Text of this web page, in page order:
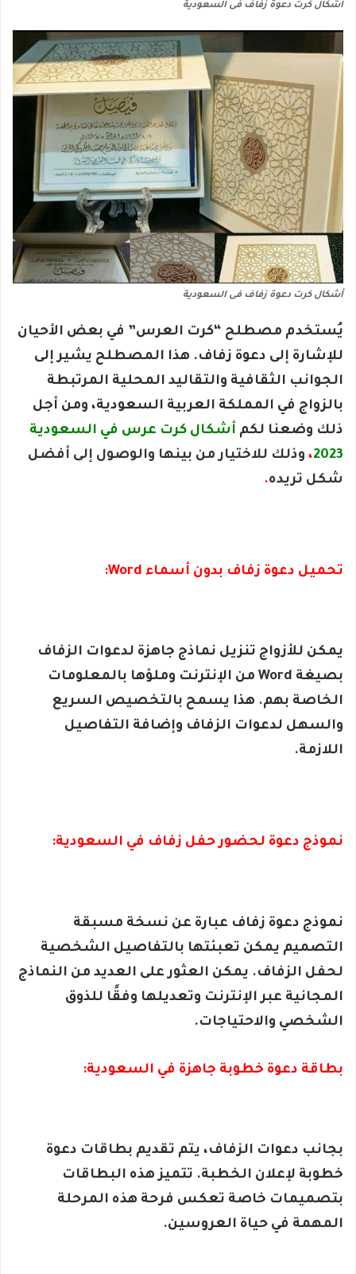
أشكال كرت دعوة زفاف فى السعودية
أشكال كرت دعوة زفاف فى السعودية
يُستخدم مصطلح “كرت العرس” في بعض الأحيان
للإشارة إلى دعوة زفاف. هذا المصطلح يشير إلى
الجوانب الثقافية والتقاليد المحلية المرتبطة
بالزواج في المملكة العربية السعودية، ومن أجل
ذلك وضعنا لكم أشكال كرت عرس في السعودية
2023، وذلك للاختيار من بينها والوصول إلى أفضل
شكل تريده.
تحميل دعوة زفاف بدون أسماء Word:
يمكن للأزواج تنزيل نماذج جاهزة لدعوات الزفاف
بصيغة Word من الإنترنت وملؤها بالمعلومات
الخاصة بهم. هذا يسمح بالتخصيص السريع
والسهل لدعوات الزفاف وإضافة التفاصيل
اللازمة.
نموذج دعوة لحضور حفل زفاف في السعودية:
نموذج دعوة زفاف عبارة عن نسخة مسبقة
التصميم يمكن تعبئتها بالتفاصيل الشخصية
لحفل الزفاف. يمكن العثور على العديد من النماذج
المجانية عبر الإنترنت وتعديلها وفقًا للذوق
الشخصي والاحتياجات.
بطاقة دعوة خطوبة جاهزة في السعودية:
بجانب دعوات الزفاف، يتم تقديم بطاقات دعوة
خطوبة لإعلان الخطبة. تتميز هذه البطاقات
بتصميمات خاصة تعكس فرحة هذه المرحلة
المهمة في حياة العروسين.